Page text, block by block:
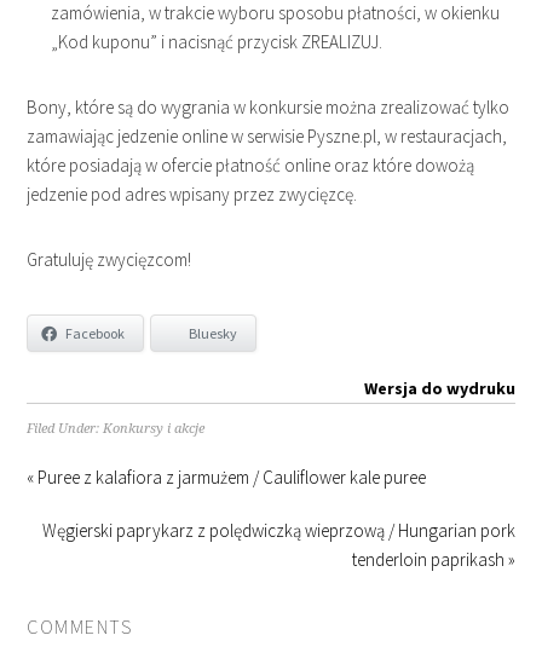
zamówienia, w trakcie wyboru sposobu płatności, w okienku
„Kod kuponu” i nacisnąć przycisk ZREALIZUJ.
Bony, które są do wygrania w konkursie można zrealizować tylko
zamawiając jedzenie online w serwisie Pyszne.pl, w restauracjach,
które posiadają w ofercie płatność online oraz które dowożą
jedzenie pod adres wpisany przez zwycięzcę.
Gratuluję zwycięzcom!
Facebook Bluesky
Wersja do wydruku
Filed Under:Konkursy i akcje
« Puree z kalafiora z jarmużem / Cauliflower kale puree
Węgierski paprykarz z polędwiczką wieprzową / Hungarian pork
tenderloin paprikash »
COMMENTS